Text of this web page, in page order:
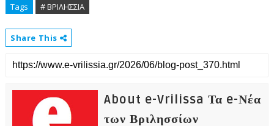
Tags # ΒΡΙΛΗΣΣΙΑ
Share This
About e-Vrilissa Τα e-Νέα
των Βριλησσίων